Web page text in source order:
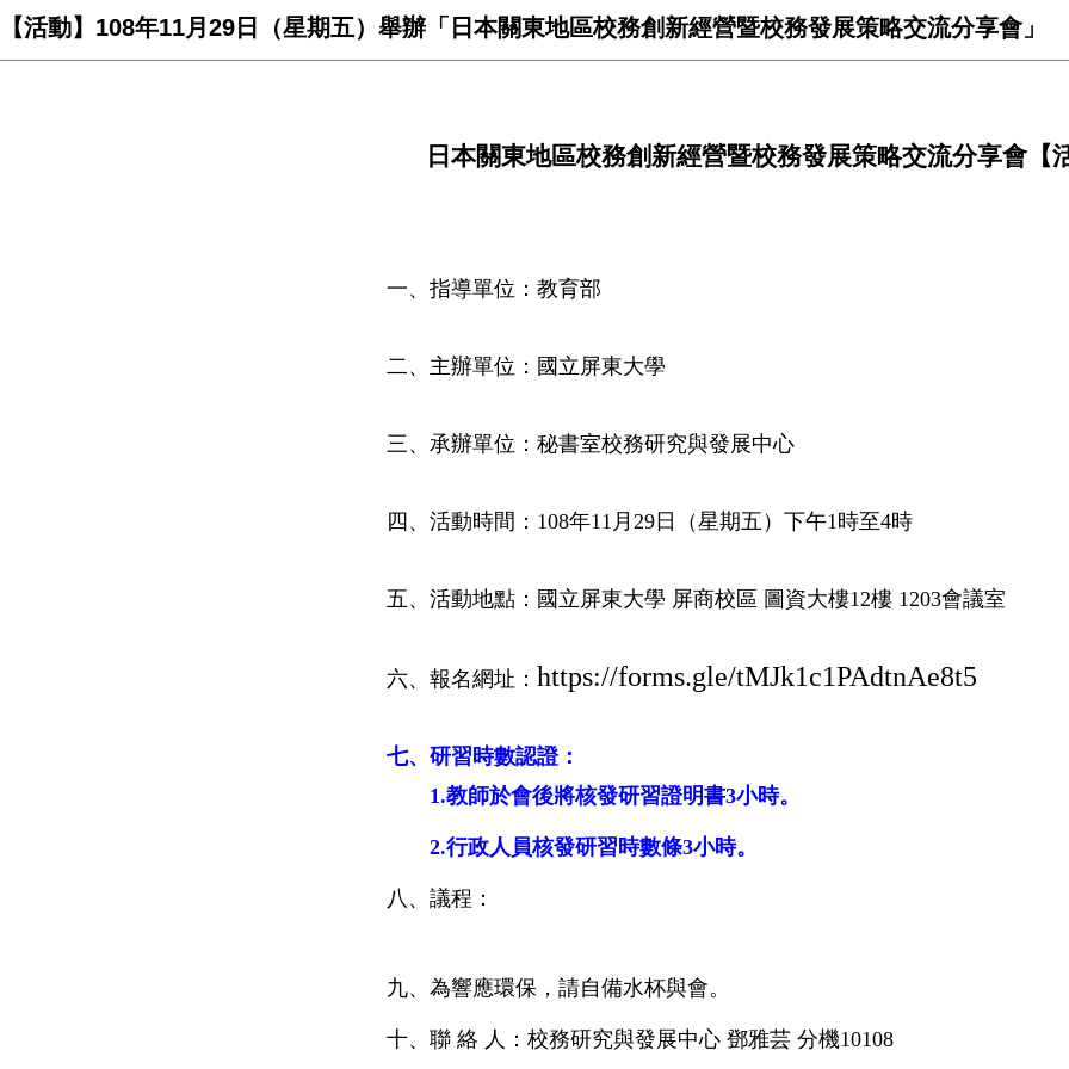
【活動】108年11月29日（星期五）舉辦「日本關東地區校務創新經營暨校務發展策略交流分享會」
日本關東地區校務創新經營暨校務發展策略交流分享會【
一、指導單位：教育部
二、主辦單位：國立屏東大學
三、承辦單位：秘書室校務研究與發展中心
四、 活動時間 ： 108年11 月29 日（星期五）下午1時至4時
五、活動地點： 國立屏東大學 屏商校區 圖資大樓12樓 1203會議室
六、報名網址： https://forms.gle/tMJk1c1PAdtnAe8t5
七、研習時數認證：
1.教師於會後將核發研習證明書3小時。
2.行政人員核發研習時數條3小時。
八、議程：
九、 為響應環保，請自備水杯與會。
十、聯 絡 人： 校務研究與發展中心 鄧雅芸 分機10108